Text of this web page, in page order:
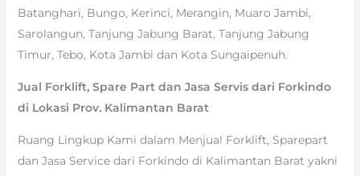
Batanghari, Bungo, Kerinci, Merangin, Muaro Jambi,
Sarolangun, Tanjung Jabung Barat, Tanjung Jabung
Timur, Tebo, Kota Jambi dan Kota Sungaipenuh.
Jual Forklift, Spare Part dan Jasa Servis dari Forkindo
di Lokasi Prov. Kalimantan Barat
Ruang Lingkup Kami dalam Menjual Forklift, Sparepart
dan Jasa Service dari Forkindo di Kalimantan Barat yakni